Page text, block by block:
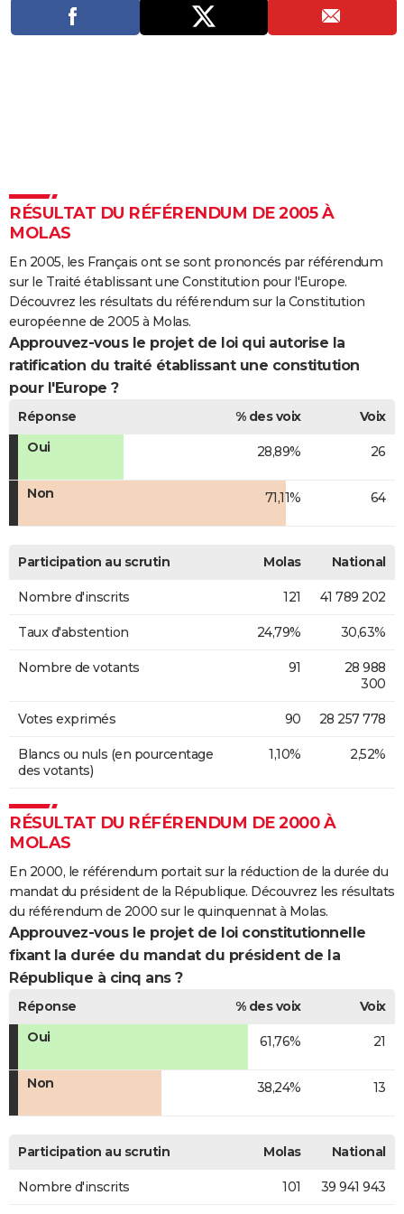
Destinations
Voyage nature
Voyage de noces
Dictionnaire
Biographies
Citations
Expressions
Proverbes
PROGRAMME TV
COPAINS D'AVANT
S'inscrire
Se connecter
Lycées
Collèges
Primaires
Universités
Entreprises
Service militaire
Avis de recherche
AVIS DE DÉCÈS
FORUM
Bricolage
Lifestyle
Culture
Sport
Auto
Television
Voyage
Cinema
RÉSULTAT DU RÉFÉRENDUM DE 2005 À
MOLAS
En 2005, les Français ont se sont prononcés par référendum
sur le Traité établissant une Constitution pour l'Europe.
Découvrez les résultats du référendum sur la Constitution
européenne de 2005 à Molas.
Approuvez-vous le projet de loi qui autorise la
ratification du traité établissant une constitution
pour l'Europe ?
Réponse % des voix
Voix
Oui
28,89% 26
Non 71,11% 64
Participation au scrutin Molas National
Nombre d'inscrits 121 41 789 202
Taux d'abstention 24,79% 30,63%
Nombre de votants 91
28 988
300
Votes exprimés 90 28 257 778
Blancs ou nuls (en pourcentage
des votants)
1,10% 2,52%
RÉSULTAT DU RÉFÉRENDUM DE 2000 À
MOLAS
En 2000, le référendum portait sur la réduction de la durée du
mandat du président de la République. Découvrez les résultats
du référendum de 2000 sur le quinquennat à Molas.
Approuvez-vous le projet de loi constitutionnelle
fixant la durée du mandat du président de la
République à cinq ans ?
Réponse % des voix
Voix
Oui
61,76% 21
Non 38,24% 13
Participation au scrutin Molas National
Nombre d'inscrits 101 39 941 943